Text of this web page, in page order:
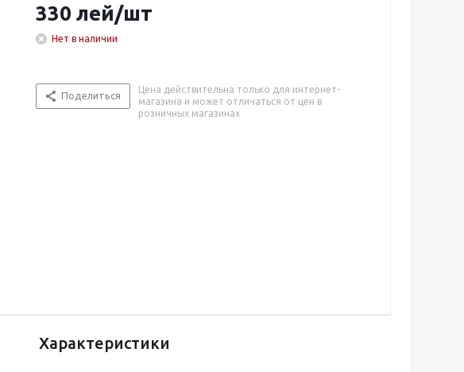
330 лей/шт
Нет в наличии
Поделиться
Цена действительна только для интернет-
магазина и может отличаться от цен в
розничных магазинах
Характеристики